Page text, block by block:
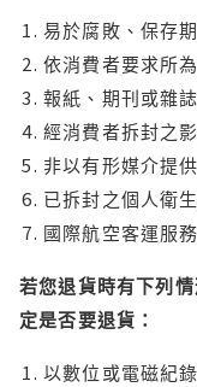
易於腐敗、保存
依消費者要求所
報紙、期刊或雜
經消費者拆封之
非以有形媒介提
已拆封之個人衛
國際航空客運服
若您退貨時有下列
定是否要退貨：
以數位或電磁紀